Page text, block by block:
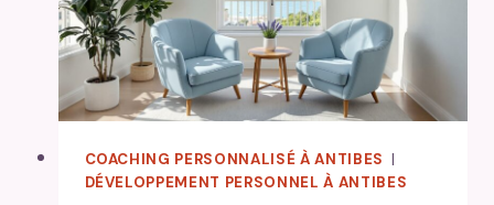
L’ÉPANOUISSEMENT
SUR
LA
CÔTE
D’AZUR
COACHING PERSONNALISÉ À ANTIBES |
DÉVELOPPEMENT PERSONNEL À ANTIBES